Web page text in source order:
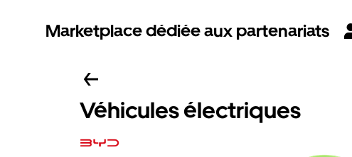
Marketplace dédiée aux partenariats
Véhicules électriques